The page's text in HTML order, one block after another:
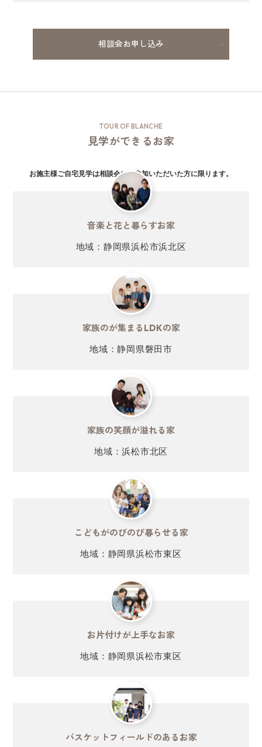
相談会お申し込み
TOUR OF BLANCHE
見学ができるお家
お施主様ご自宅見学は相談会にご参加いただいた方に限ります。
音楽と花と暮らすお家
地域：静岡県浜松市浜北区
家族のが集まる LDKの家
地域：静岡県磐田市
家族の笑顔が溢れる家
地域：浜松市北区
こどもがのびのび暮らせる家
地域：静岡県浜松市東区
お片付けが上手なお家
地域：静岡県浜松市東区
バスケットフィールドのあるお家